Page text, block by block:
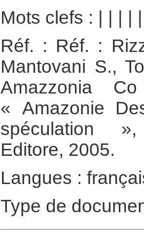
Mots clefs :
Réf. : Réf. :
Mantovani S.,
Amazzonia
« Amazonie
spéculation
Editore, 2005.
Langues :
Type de